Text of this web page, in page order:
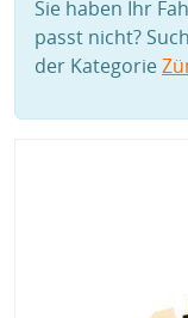
Sie haben Ihr
passt nicht?
der Kategorie